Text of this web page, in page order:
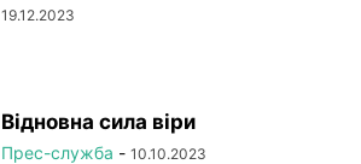
19.12.2023
Відновна сила віри
Прес-служба - 10.10.2023